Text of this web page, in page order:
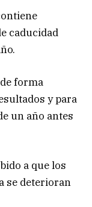
caducidad
forma
y para
un año antes
a que los
se deterioran